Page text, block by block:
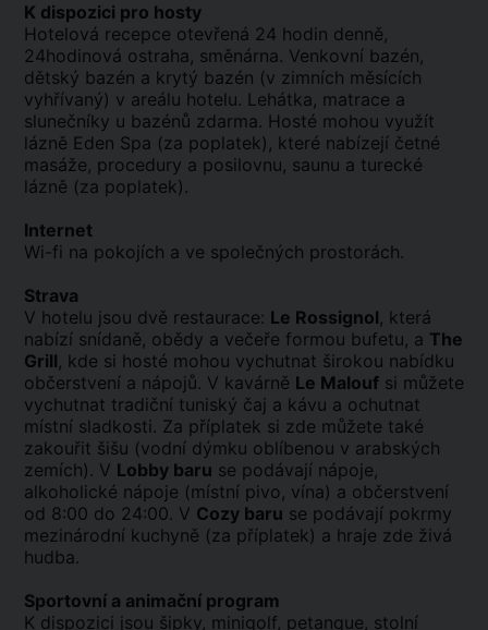
K dispozici pro hosty
Hotelová recepce otevřená 24 hodin denně,
24hodinová ostraha, směnárna. Venkovní bazén,
dětský bazén a krytý bazén (v zimních měsících
vyhřívaný) v areálu hotelu. Lehátka, matrace a
slunečníky u bazénů zdarma. Hosté mohou využít
lázně Eden Spa (za poplatek), které nabízejí četné
masáže, procedury a posilovnu, saunu a turecké
lázně (za poplatek).
Internet
Wi-fi na pokojích a ve společných prostorách.
Strava
V hotelu jsou dvě restaurace: Le Rossignol, která
nabízí snídaně, obědy a večeře formou bufetu, a The
Grill, kde si hosté mohou vychutnat širokou nabídku
občerstvení a nápojů. V kavárně Le Malouf si můžete
vychutnat tradiční tuniský čaj a kávu a ochutnat
místní sladkosti. Za příplatek si zde můžete také
zakouřit šišu (vodní dýmku oblíbenou v arabských
zemích). V Lobby baru se podávají nápoje,
alkoholické nápoje (místní pivo, vína) a občerstvení
od 8:00 do 24:00. V Cozy baru se podávají pokrmy
mezinárodní kuchyně (za příplatek) a hraje zde živá
hudba.
Sportovní a animační program
K dispozici jsou šipky, minigolf, petanque, stolní